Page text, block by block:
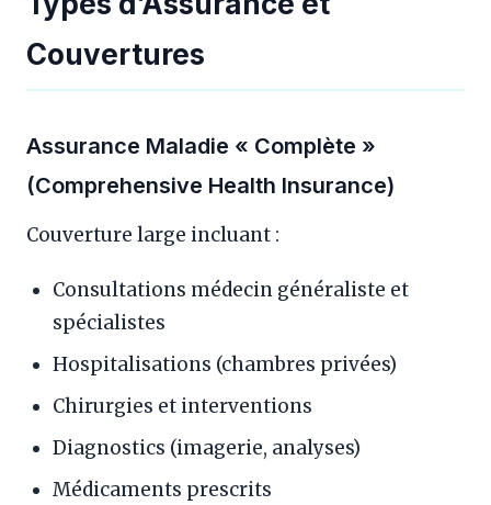
Couvertures
Assurance Maladie « Complète »
(Comprehensive Health Insurance)
Couverture large incluant :
Consultations médecin généraliste et
spécialistes
Hospitalisations (chambres privées)
Chirurgies et interventions
Diagnostics (imagerie, analyses)
Médicaments prescrits